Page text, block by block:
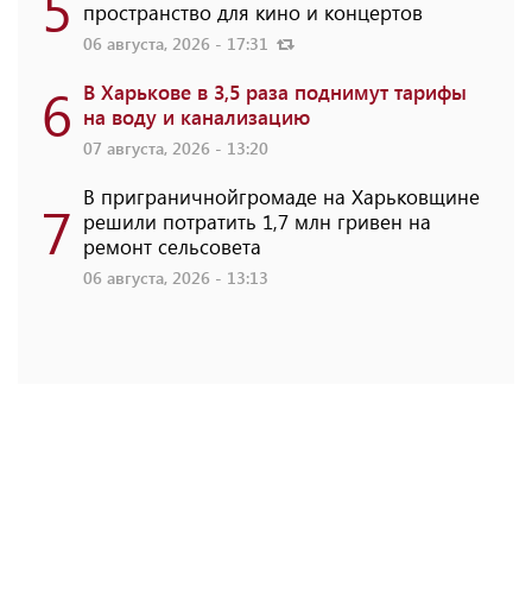
пространство для кино и концертов
06 августа, 2026 - 17:31
6 В Харькове в 3,5 раза поднимут тарифы
на воду и канализацию
07 августа, 2026 - 13:20
7 В приграничнойгромаде на Харьковщине
решили потратить 1,7 млн ​​гривен на
ремонт сельсовета
06 августа, 2026 - 13:13